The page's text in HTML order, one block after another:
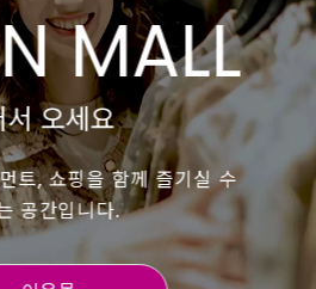
MALL
서 오세요
트, 쇼핑을 함께 즐기실 수
공간입니다.